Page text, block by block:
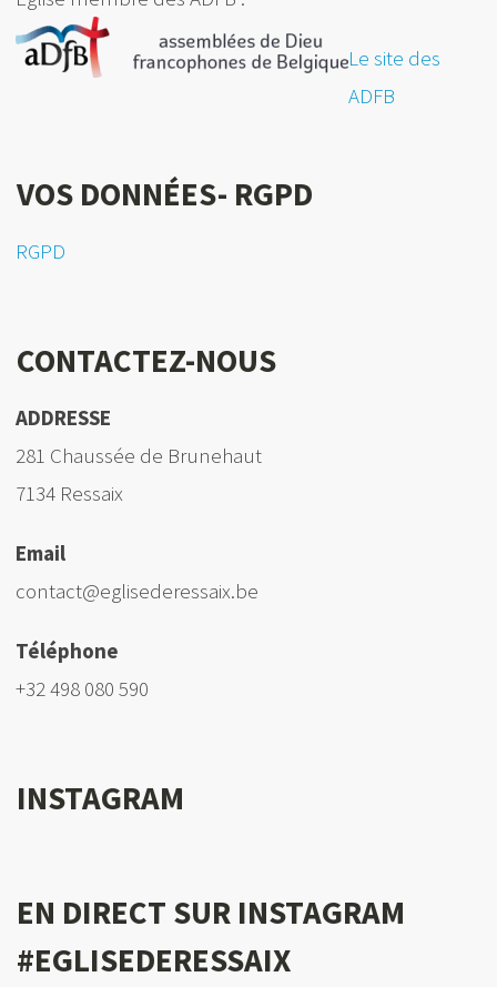
Le site des
ADFB
VOS DONNÉES- RGPD
RGPD
CONTACTEZ-NOUS
ADDRESSE
281 Chaussée de Brunehaut
7134 Ressaix
Email
contact@eglisederessaix.be
Téléphone
+32 498 080 590
INSTAGRAM
EN DIRECT SUR INSTAGRAM
#EGLISEDERESSAIX